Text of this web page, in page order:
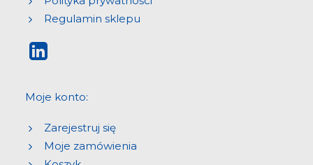
Regulamin sklepu
Moje konto:
Zarejestruj się
Moje zamówienia